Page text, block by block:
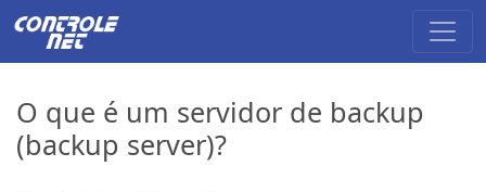
O que é um servidor de backup
(backup server)?